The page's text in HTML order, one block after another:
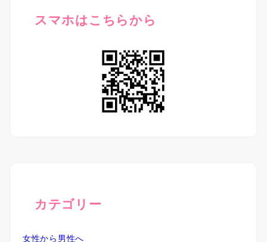
スマホはこちらから
カテゴリー
女性から男性へ